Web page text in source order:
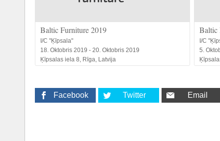
Baltic Furniture 2019
I/C "Ķīpsala"
18. Oktobris 2019 - 20. Oktobris 2019
Ķīpsalas iela 8, Rīga, Latvija
Baltic
I/C
5.
Facebook Twitter Email